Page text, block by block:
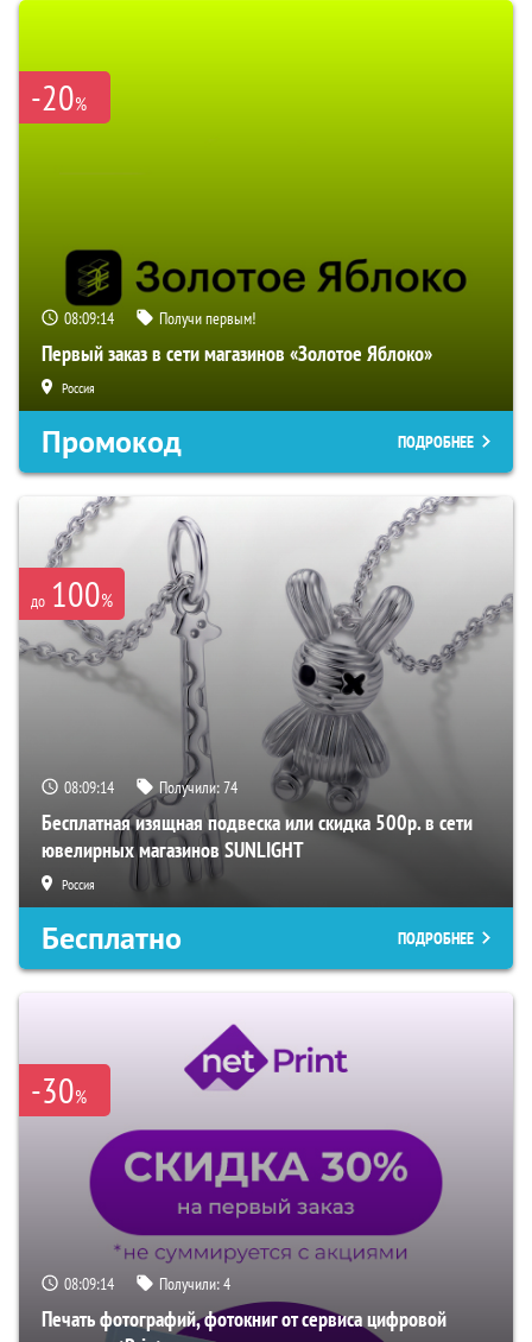
-20%
08:09:13 Получи первым!
Первый заказ в сети магазинов «Золотое Яблоко»
Россия
Промокод ПОДРОБНЕЕ
до 100%
08:09:13 Получили:74
Бесплатная изящная подвеска или скидка 500р. в сети
ювелирных магазинов SUNLIGHT
Россия
Бесплатно ПОДРОБНЕЕ
-30%
08:09:13 Получили:4
Печать фотографий, фотокниг от сервиса цифровой